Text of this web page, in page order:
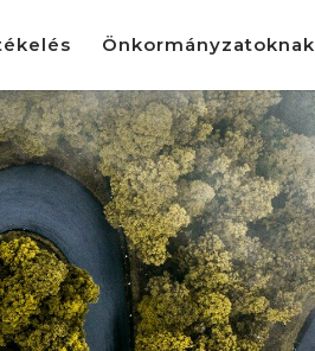
Önkormányzatoknak